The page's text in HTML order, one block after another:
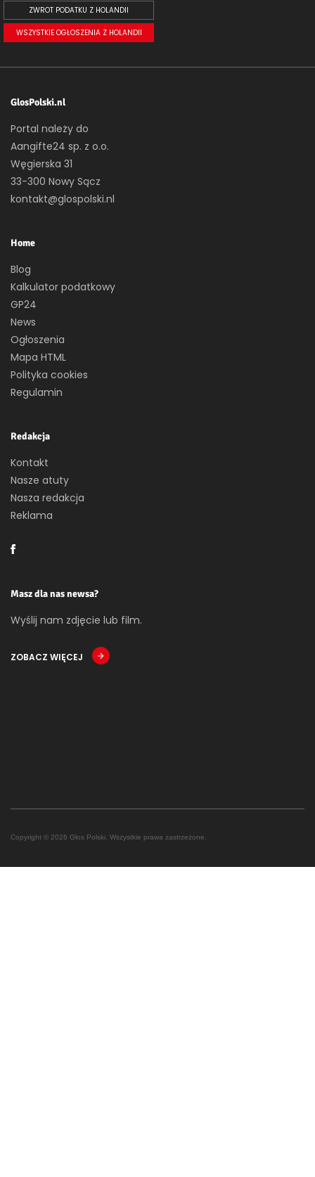
ZWROT PODATKU Z HOLANDII
WSZYSTKIE OGŁOSZENIA Z HOLANDII
GlosPolski.nl
Portal należy do
Aangifte24 sp. z o.o.
Węgierska 31
33-300 Nowy Sącz
kontakt@glospolski.nl
Home
Blog
Kalkulator podatkowy
GP24
News
Ogłoszenia
Mapa HTML
Polityka cookies
Regulamin
Redakcja
Kontakt
Nasze atuty
Nasza redakcja
Reklama
Masz dla nas newsa?
Wyślij nam zdjęcie lub film.
ZOBACZ WIĘCEJ
Copyright © 2026 Głos Polski. Wszystkie prawa zastrzeżone.